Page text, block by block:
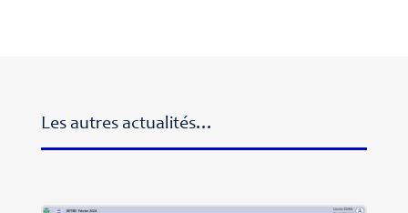
Les autres actualités…